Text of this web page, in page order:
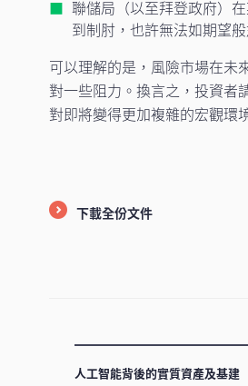
聯儲局（以至拜登政府）
到制肘，也許無法如期望
可以理解的是，風險市場在未
對一些阻力。換言之，投資者
對即將變得更加複雜的宏觀環
下載全份文件
人工智能背後的實質資產及基建